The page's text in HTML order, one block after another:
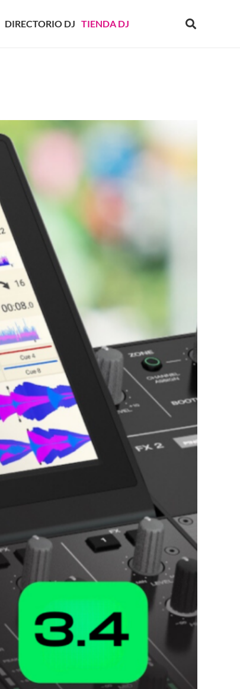
DIRECTORIO DJ TIENDA DJ